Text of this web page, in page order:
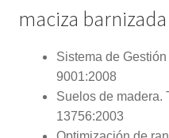
maciza barnizada
Sistema de
9001:2008
Suelos de madera.
13756:2003